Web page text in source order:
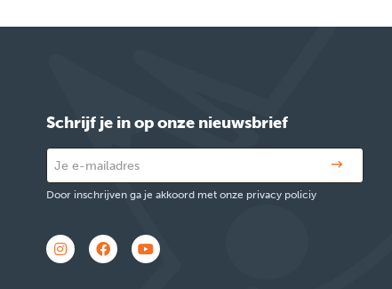
Schrijf je in op onze nieuwsbrief
Door inschrijven ga je akkoord met onze privacy policiy